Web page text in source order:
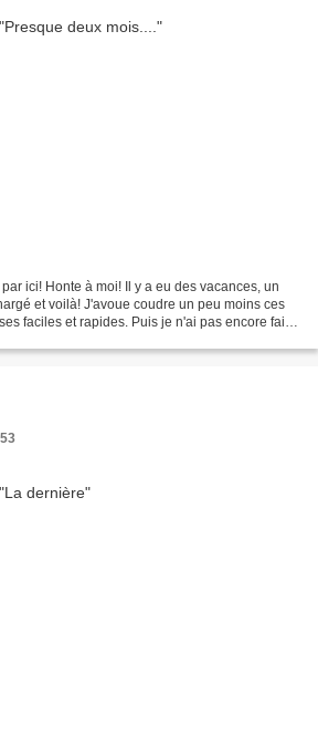
ici! Honte à moi! Il y a eu des vacances, un
et voilà! J'avoue coudre un peu moins ces
faciles et rapides. Puis je n'ai pas encore fait